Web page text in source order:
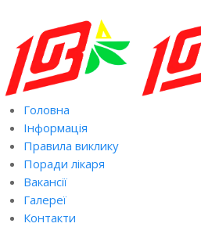
Головна
Інформація
Правила виклику
Поради лікаря
Вакансії
Галереї
Контакти